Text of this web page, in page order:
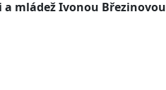
a mládež Ivonou Březinovou